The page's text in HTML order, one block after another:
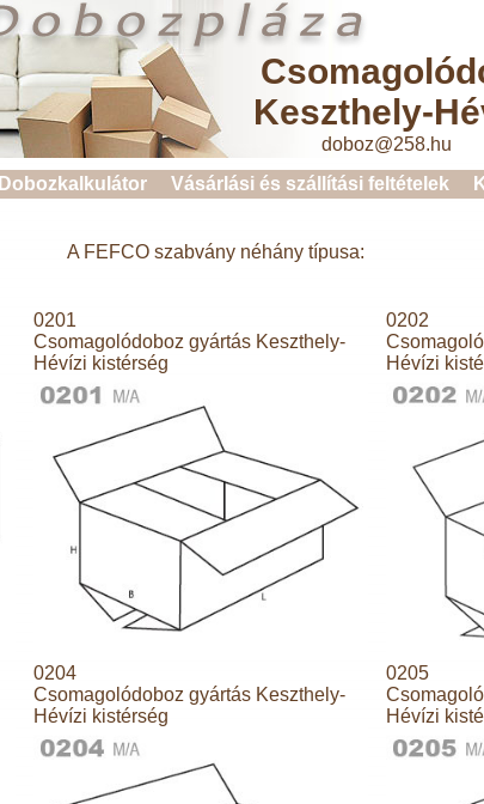
Keszthely-
doboz@258.hu
Dobozkalkulátor Vásárlási és szállítási feltételek
A FEFCO szabvány néhány típusa:
0201
Csomagolódoboz gyártás Keszthely-
Hévízi kistérség
0202
Hévízi
0204
Csomagolódoboz gyártás Keszthely-
Hévízi kistérség
0205
Hévízi